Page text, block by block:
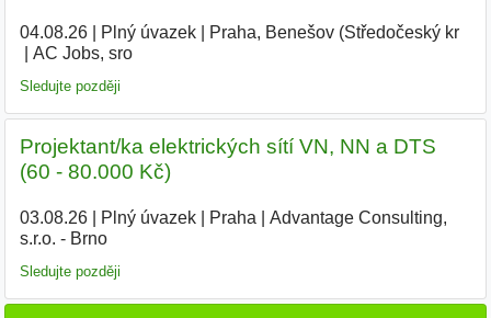
04.08.26| Plný úvazek| Praha, Benešov (Středočeský kr|
AC Jobs, sro|
Sledujte později
Projektant/ka elektrických sítí VN, NN a DTS
(60 - 80.000 Kč)
03.08.26| Plný úvazek| Praha
Advantage Consulting,
s.r.o. - Brno
Sledujte později